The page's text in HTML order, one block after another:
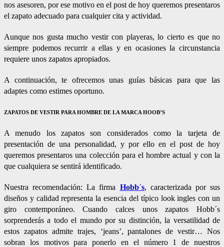
nos asesoren, por ese motivo en el post de hoy queremos presentaros
el zapato adecuado para cualquier cita y actividad.
Aunque nos gusta mucho vestir con playeras, lo cierto es que no
siempre podemos recurrir a ellas y en ocasiones la circunstancia
requiere unos zapatos apropiados.
A continuación, te ofrecemos unas guías básicas para que las
adaptes como estimes oportuno.
ZAPATOS DE VESTIR PARA HOMBRE DE LA MARCA HOOB’S
A menudo los zapatos son considerados como la tarjeta de
presentación de una personalidad, y por ello en el post de hoy
queremos presentaros una colección para el hombre actual y con la
que cualquiera se sentirá identificado.
Nuestra recomendación: La firma Hobb´s, caracterizada por sus
diseños y calidad representa la esencia del típico look ingles con un
giro contemporáneo. Cuando calces unos zapatos Hobb´s
sorprenderás a todo el mundo por su distinción, la versatilidad de
estos zapatos admite trajes, ‘jeans’, pantalones de vestir… Nos
sobran los motivos para ponerlo en el número 1 de nuestros